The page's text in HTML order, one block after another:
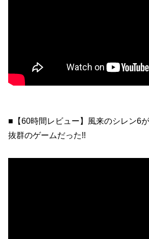
■【60時間レビュー】風来のシレン6
抜群のゲームだった!!